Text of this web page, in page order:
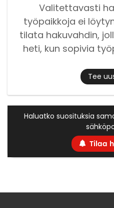
Valitettavasti
työpaikkoja ei
tilata hakuvahdin,
heti, kun sopivia
Tee
Haluatko suosituksia
Tilaa